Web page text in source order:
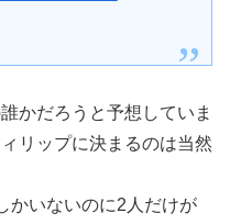
かだろうと予想していま
リップに決まるのは当然
かいないのに2人だけが